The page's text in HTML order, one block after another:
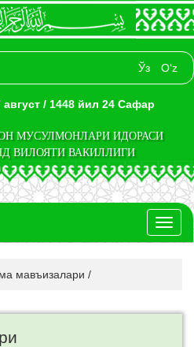
Ўз O‘z
август / 1448 йил 24 Сафар
МУСУЛМОНЛАРИ ИДОРАСИ
ВИЛОЯТИ ВАКИЛЛИГИ
мавъизалари /